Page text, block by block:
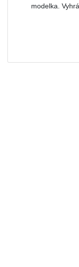
modelka.